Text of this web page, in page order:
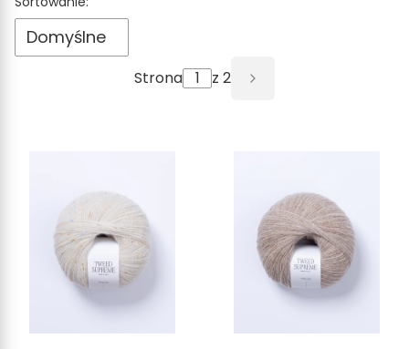
Domyślne
Strona z 2 Następne